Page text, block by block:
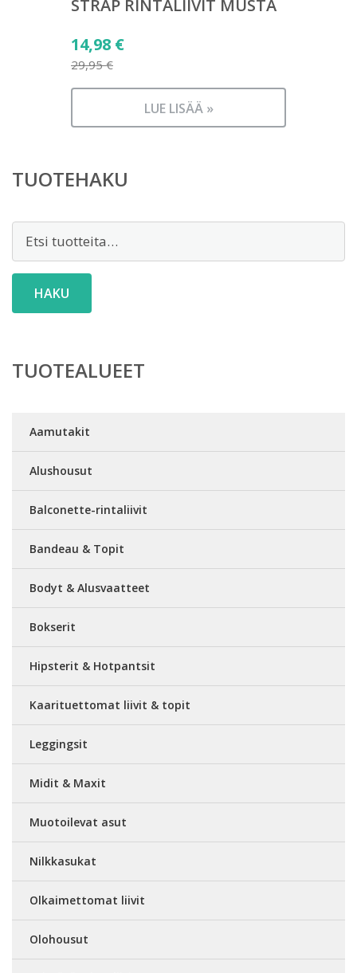
STRAP RINTALIIVIT MUSTA
29,95€
Alkuperäinen
hinta
oli:
14,98 €
Nykyinen
on:
LUE LISÄÄ »
TUOTEHAKU
Etsi:
HAKU
TUOTEALUEET
Aamutakit
Alushousut
Balconette-rintaliivit
Bandeau & Topit
Bodyt & Alusvaatteet
Bokserit
Hipsterit & Hotpantsit
Kaarituettomat liivit & topit
Leggingsit
Midit & Maxit
Muotoilevat asut
Nilkkasukat
Olkaimettomat liivit
Olohousut